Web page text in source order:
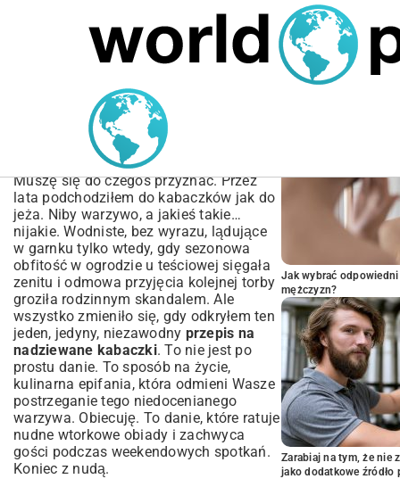
MARIUSZ ŁAMAGA 04.10.2025
Przepis na nadziewane
kabaczki – Proste i
pyszne danie
Muszę się do czegoś przyznać. Przez
lata podchodziłem do kabaczków jak do
jeża. Niby warzywo, a jakieś takie…
nijakie. Wodniste, bez wyrazu, lądujące
w garnku tylko wtedy, gdy sezonowa
obfitość w ogrodzie u teściowej sięgała
zenitu i odmowa przyjęcia kolejnej torby
groziła rodzinnym skandalem. Ale
wszystko zmieniło się, gdy odkryłem ten
jeden, jedyny, niezawodny przepis na
nadziewane kabaczki. To nie jest po
prostu danie. To sposób na życie,
kulinarna epifania, która odmieni Wasze
postrzeganie tego niedocenianego
warzywa. Obiecuję. To danie, które ratuje
nudne wtorkowe obiady i zachwyca
gości podczas weekendowych spotkań.
Koniec z nudą.
Jak wybrać
mężczyzn?
Zarabiaj na tym, że nie
jako dodatkowe